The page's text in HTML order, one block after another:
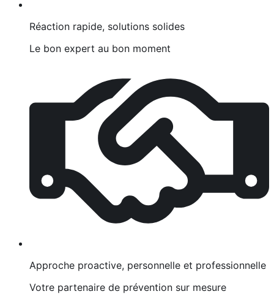
Réaction rapide, solutions solides
Le bon expert au bon moment
Approche proactive, personnelle et professionnelle
Votre partenaire de prévention sur mesure